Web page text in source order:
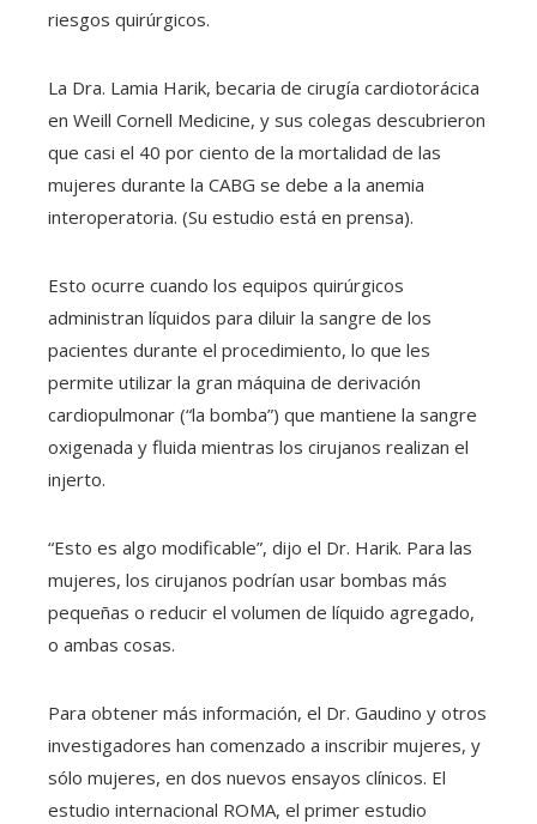
riesgos quirúrgicos.
La Dra. Lamia Harik, becaria de cirugía cardiotorácica
en Weill Cornell Medicine, y sus colegas descubrieron
que casi el 40 por ciento de la mortalidad de las
mujeres durante la CABG se debe a la anemia
interoperatoria. (Su estudio está en prensa).
Esto ocurre cuando los equipos quirúrgicos
administran líquidos para diluir la sangre de los
pacientes durante el procedimiento, lo que les
permite utilizar la gran máquina de derivación
cardiopulmonar (“la bomba”) que mantiene la sangre
oxigenada y fluida mientras los cirujanos realizan el
injerto.
“Esto es algo modificable”, dijo el Dr. Harik. Para las
mujeres, los cirujanos podrían usar bombas más
pequeñas o reducir el volumen de líquido agregado,
o ambas cosas.
Para obtener más información, el Dr. Gaudino y otros
investigadores han comenzado a inscribir mujeres, y
sólo mujeres, en dos nuevos ensayos clínicos. El
estudio internacional ROMA, el primer estudio